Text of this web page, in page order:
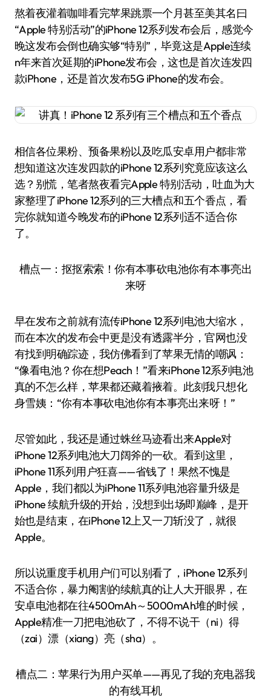
熬着夜灌着咖啡看完苹果跳票一个月甚至美其名曰
“Apple 特别活动”的iPhone 12系列发布会后，感觉今
晚这发布会倒也确实够“特别”，毕竟这是Apple连续
n年来首次延期的iPhone发布会，这也是首次连发四
款iPhone，还是首次发布5G iPhone的发布会。
相信各位果粉、预备果粉以及吃瓜安卓用户都非常
想知道这次连发四款的iPhone 12系列究竟应该这么
选？别慌，笔者熬夜看完Apple 特别活动，吐血为大
家整理了iPhone 12系列的三大槽点和五个香点，看
完你就知道今晚发布的iPhone 12系列适不适合你
了。
槽点一：抠抠索索！你有本事砍电池你有本事亮出
来呀
早在发布之前就有流传iPhone 12系列电池大缩水，
而在本次的发布会中更是没有透露半分，官网也没
有找到明确踪迹，我仿佛看到了苹果无情的嘲讽：
“像看电池？你在想Peach！”看来iPhone 12系列电池
真的不怎么样，苹果都还藏着掖着。此刻我只想化
身雪姨：“你有本事砍电池你有本事亮出来呀！”
尽管如此，我还是通过蛛丝马迹看出来Apple对
iPhone 12系列电池大刀阔斧的一砍。看到这里，
iPhone 11系列用户狂喜——省钱了！果然不愧是
Apple，我们都以为iPhone 11系列电池容量升级是
iPhone 续航升级的开始，没想到出场即巅峰，是开
始也是结束，在iPhone 12上又一刀斩没了，就很
Apple。
所以说重度手机用户们可以别看了，iPhone 12系列
不适合你，暴力阉割的续航真的让人大开眼界，在
安卓电池都在往4500mAh～5000mAh堆的时候，
Apple精准一刀把电池砍了，不得不说干（ni）得
（zai）漂（xiang）亮（sha）。
槽点二：苹果行为用户买单——再见了我的充电器我
的有线耳机